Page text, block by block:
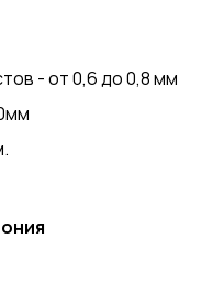
- от 0,6 до 0,8 мм